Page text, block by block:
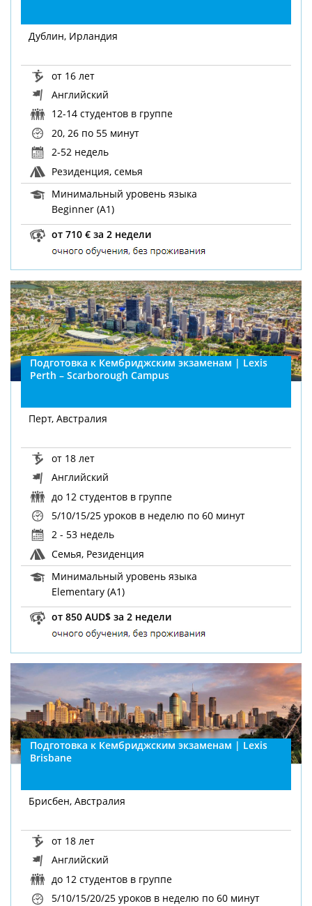
Дублин, Ирландия
от 16 лет
Английский
12-14 студентов в группе
20, 26 по 55 минут
2-52 недель
Резиденция, семья
Минимальный уровень языка
Beginner (A1)
от 710 € за 2 недели
Подготовка к Кембриджским экзаменам | Lexis
Perth – Scarborough Campus
Перт, Австралия
от 18 лет
Английский
до 12 студентов в группе
5/10/15/25 уроков в неделю по 60 минут
2 - 53 недель
Семья, Резиденция
Минимальный уровень языка
Elementary (A1)
от 850 AUD$ за 2 недели
Подготовка к Кембриджским экзаменам | Lexis
Brisbane
Брисбен, Австралия
от 18 лет
Английский
до 12 студентов в группе
5/10/15/20/25 уроков в неделю по 60 минут